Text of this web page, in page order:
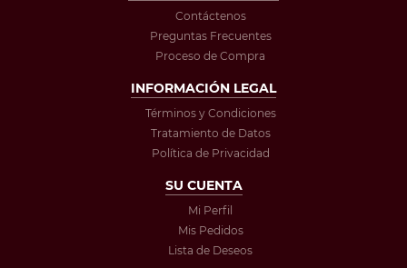
Contáctenos
Preguntas Frecuentes
Proceso de Compra
INFORMACIÓN LEGAL
Términos y Condiciones
Tratamiento de Datos
Política de Privacidad
SU CUENTA
Mi Perfil
Mis Pedidos
Lista de Deseos